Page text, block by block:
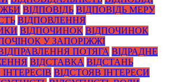
ВІДПОВІДЬ ВІДПОВІДЬ МЕРУ
ВІДПОВЛЕННЯ
ВІДПОЧИНОК ВІДПОЧИНОК
У ЗАПОРІЖЖІ
ПОТЯГА ВІДРАДНЕ
ВІДСТАВКА ВІДСТАНЬ
ВІДСТОЯВ ІНТЕРЕСИ